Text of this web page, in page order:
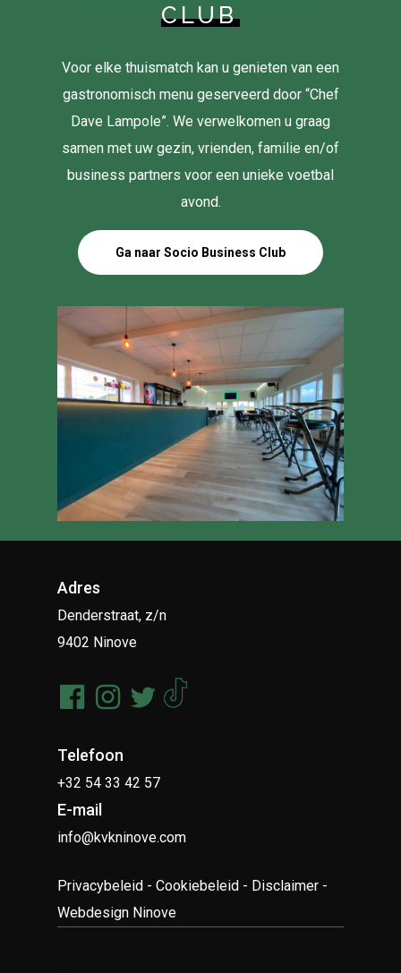
CLUB
Voor elke thuismatch kan u genieten van een
gastronomisch menu geserveerd door “Chef
Dave Lampole”. We verwelkomen u graag
samen met uw gezin, vrienden, familie en/of
business partners voor een unieke voetbal
avond.
Ga naar Socio Business Club
Adres
Denderstraat, z/n
9402 Ninove
Telefoon
+32 54 33 42 57
E-mail
info@kvkninove.com
Privacybeleid -Cookiebeleid - Disclaimer -
Webdesign Ninove